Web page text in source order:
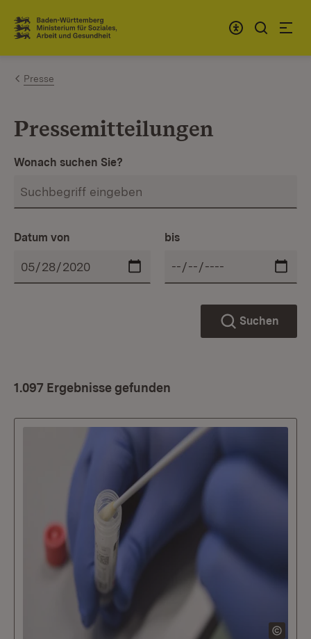
Zum Inhalt springen
Link zur Startseite
Presse
Pressemitteilungen
Wonach suchen Sie?
Datum von bis
Suchen
1.097 Ergebnisse gefunden